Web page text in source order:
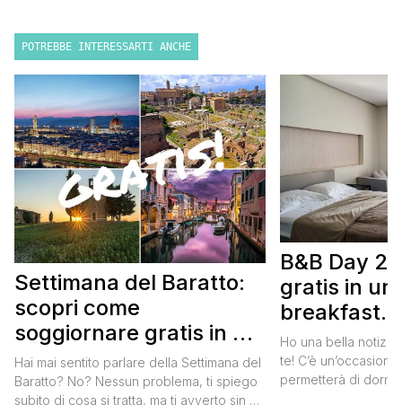
POTREBBE INTERESSARTI ANCHE
Settimana del Baratto:
scopri come
soggiornare gratis in un
bed and breakfast
Hai mai sentito parlare della Settimana del
Baratto? No? Nessun problema, ti spiego
subito di cosa si tratta, ma ti avverto sin da
B&B Day
gratis in un
breakfast.
gratis
Ho una bella
te! C’è
permetterà di